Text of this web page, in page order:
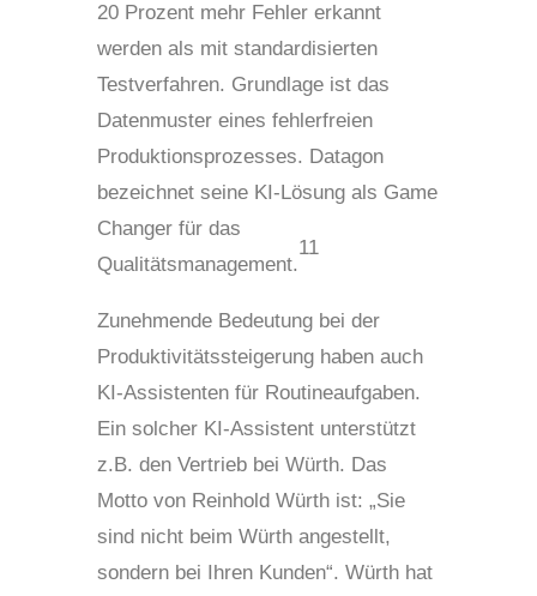
20 Prozent mehr Fehler erkannt
werden als mit standardisierten
Testverfahren. Grundlage ist das
Datenmuster eines fehlerfreien
Produktionsprozesses. Datagon
bezeichnet seine KI-Lösung als Game
Changer für das
Qualitätsmanagement.
11
Zunehmende Bedeutung bei der
Produktivitätssteigerung haben auch
KI-Assistenten für Routineaufgaben.
Ein solcher KI-Assistent unterstützt
z.B. den Vertrieb bei Würth. Das
Motto von Reinhold Würth ist: „Sie
sind nicht beim Würth angestellt,
sondern bei Ihren Kunden“. Würth hat